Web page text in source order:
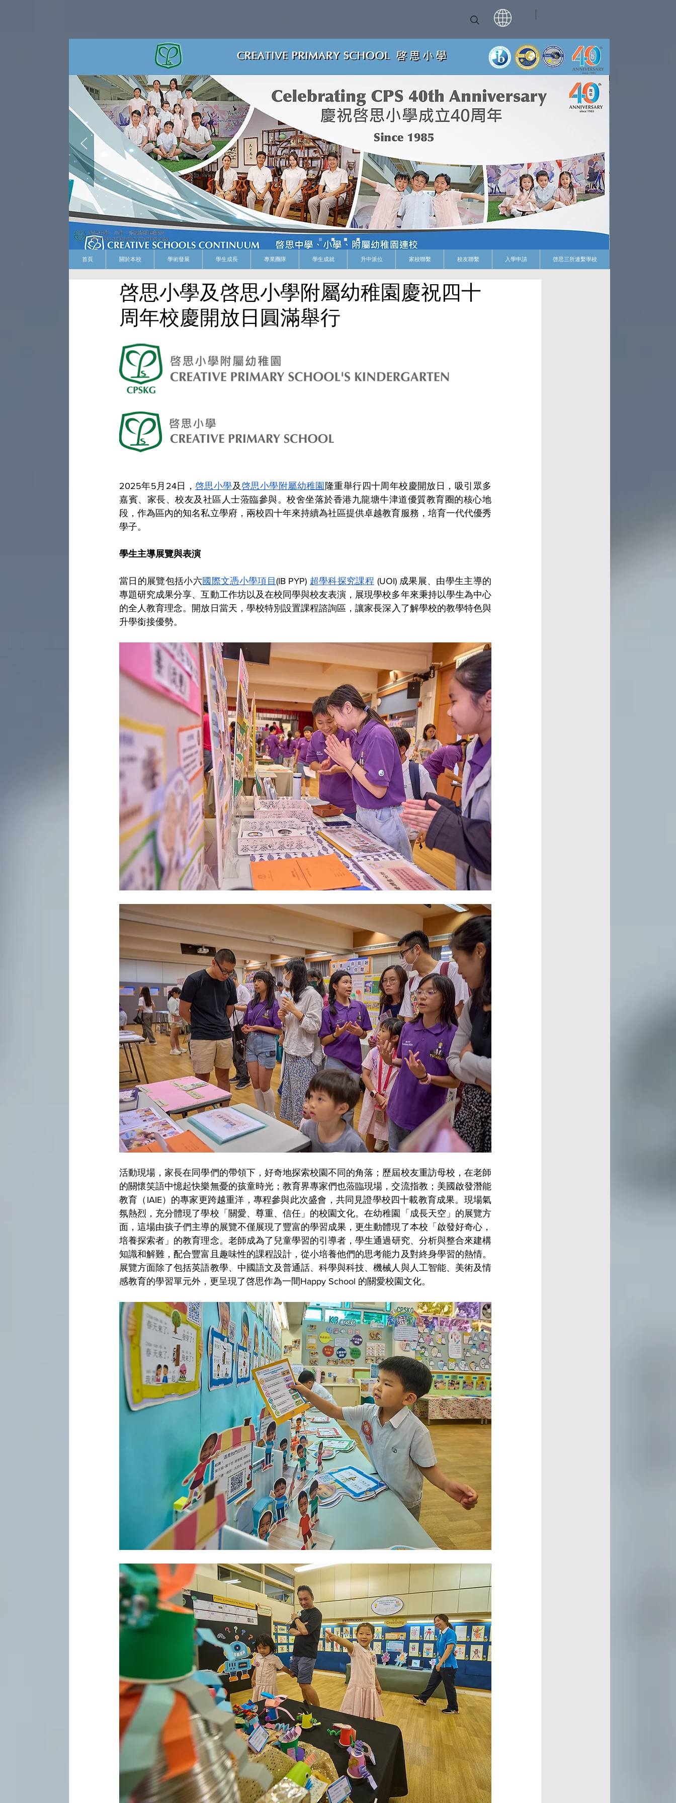
首頁 關於本校 學術發展 學生成長 專業團隊 學生成就 升中派位 家校聯繫 校友聯繫 入學申請 啓思三所連繫學校
啓思小學及啓思小學附屬幼稚園慶祝四十
周年校慶開放日圓滿舉行
2025年5月24日， 啓思小學及啓思小學附屬幼稚園 隆重舉行四十周年校慶開放日，吸引眾多
嘉賓、家長、校友及社區人士蒞臨參與。校舍坐落於香港九龍塘牛津道優質教育圈的核心地
段，作為區內的知名私立學府，兩校四十年來持續為社區提供卓越教育服務，培育一代代優秀
學子。
學生主導展覽與表演
當日的展覽包括小六國際文憑小學項目 (IB PYP) 超學科探究課程 (UOI) 成果展、由學生主導的
專題研究成果分享、互動工作坊以及在校同學與校友表演，展現學校多年來秉持以學生為中心
的全人教育理念。開放日當天，學校特別設置課程諮詢區，讓家長深入了解學校的教學特色與
升學銜接優勢。
活動現場，家長在同學們的帶領下，好奇地探索校園不同的角落；歷屆校友重訪母校，在老師
的關懷笑語中憶起快樂無憂的孩童時光；教育界專家們也蒞臨現場，交流指教；美國啟發潛能
教育（IAIE）的專家更跨越重洋，專程參與此次盛會，共同見證學校四十載教育成果。現場氣
氛熱烈，充分體現了學校「關愛、尊重、信任」的校園文化。在幼稚園「成長天空」的展覽方
面，這場由孩子們主導的展覽不僅展現了豐富的學習成果，更生動體現了本校「啟發好奇心，
培養探索者」 的教育理念。 老師成為了兒童學習的引導者，學生通過研究、分析與整合來建構
知識和解難，配合豐富且趣味性的課程設計，從小培養他們的思考能力及對終身學習的熱情。
展覽方面除了包括英語教學、中國語文及普通話、科學與科技、機械人與人工智能、美術及情
感教育的學習單元外，更呈現了啓思作為一間Happy School 的關愛校園文化。